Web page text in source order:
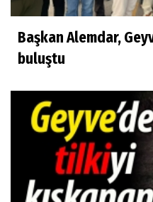
Başkan Alemdar,
buluştu